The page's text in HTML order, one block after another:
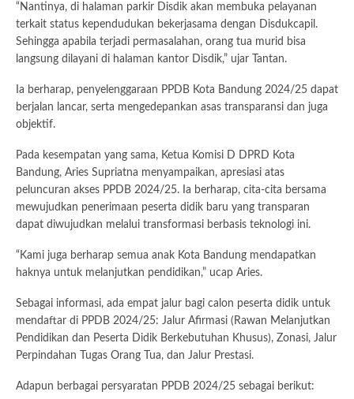
“Nantinya, di halaman parkir Disdik akan membuka pelayanan
terkait status kependudukan bekerjasama dengan Disdukcapil.
Sehingga apabila terjadi permasalahan, orang tua murid bisa
langsung dilayani di halaman kantor Disdik,” ujar Tantan.
Ia berharap, penyelenggaraan PPDB Kota Bandung 2024/25 dapat
berjalan lancar, serta mengedepankan asas transparansi dan juga
objektif.
Pada kesempatan yang sama, Ketua Komisi D DPRD Kota
Bandung, Aries Supriatna menyampaikan, apresiasi atas
peluncuran akses PPDB 2024/25. Ia berharap, cita-cita bersama
mewujudkan penerimaan peserta didik baru yang transparan
dapat diwujudkan melalui transformasi berbasis teknologi ini.
“Kami juga berharap semua anak Kota Bandung mendapatkan
haknya untuk melanjutkan pendidikan,” ucap Aries.
Sebagai informasi, ada empat jalur bagi calon peserta didik untuk
mendaftar di PPDB 2024/25: Jalur Afirmasi (Rawan Melanjutkan
Pendidikan dan Peserta Didik Berkebutuhan Khusus), Zonasi, Jalur
Perpindahan Tugas Orang Tua, dan Jalur Prestasi.
Adapun berbagai persyaratan PPDB 2024/25 sebagai berikut: